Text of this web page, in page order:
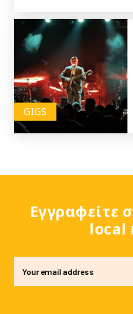
GIGS
Εγγραφείτε
local